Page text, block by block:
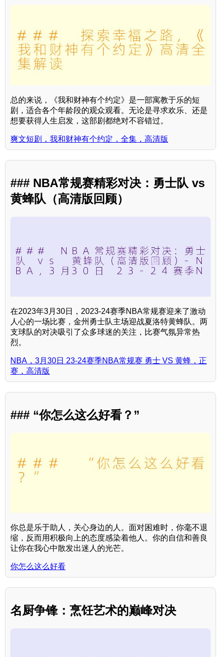
总的来说，《我和财神有个约定》是一部寓教于乐的短
剧，适合各个年龄段的观众观看。无论是寻求欢乐、还是
想要获得人生启发，这部剧都绝对不容错过。
爽文短剧，我和财神有个约定，全集，高清版
### NBA常规赛精彩对决：勇士队 vs
黄蜂队（高清版回顾）
在2023年3月30日，2023-24赛季NBA常规赛迎来了激动
人心的一场比赛，金州勇士队主场迎战夏洛特黄蜂队。两
支球队的对决吸引了众多球迷的关注，比赛气氛异常热
烈。
NBA，3月30日 23-24赛季NBA常规赛 勇士 VS 黄蜂，正
赛，高清版
### “你怎么这么好看？”
你总是乐于助人，关心身边的人。面对困难时，你毫不退
缩，反而用积极向上的态度感染着他人。你的自信和善良
让你在我心中散发出迷人的光芒。
你怎么这么好看
名厨争锋：烹饪艺术的巅峰对决